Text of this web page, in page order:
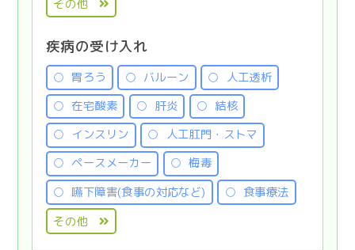
その他
疾病の受け入れ
胃ろう バルーン
人工透析
在宅酸素
肝炎
結核
インスリン
人工肛門・ストマ
ペースメーカー
梅毒
嚥下障害(食事の対応など)
食事療法
その他